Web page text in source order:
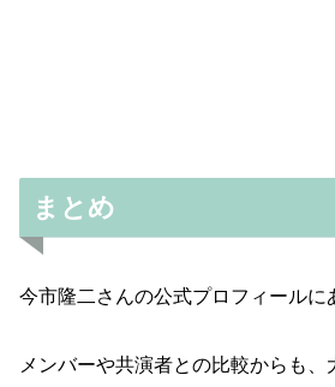
まとめ
今市隆二さんの公式プロフィールに
メンバーや共演者との比較からも、